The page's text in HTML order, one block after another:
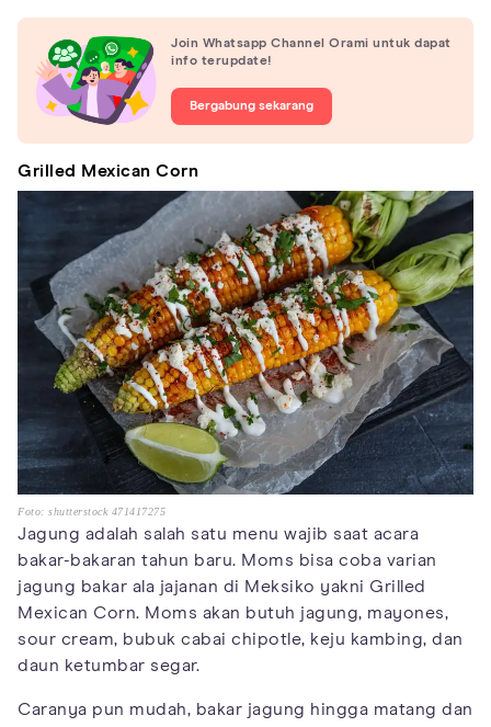
Join Whatsapp Channel Orami untuk dapat
info terupdate!
Bergabung sekarang
Grilled Mexican Corn
Foto: shutterstock 471417275
Jagung adalah salah satu menu wajib saat acara
bakar-bakaran tahun baru. Moms bisa coba varian
jagung bakar ala jajanan di Meksiko yakni Grilled
Mexican Corn. Moms akan butuh jagung, mayones,
sour cream, bubuk cabai chipotle, keju kambing, dan
daun ketumbar segar.
Caranya pun mudah, bakar jagung hingga matang dan